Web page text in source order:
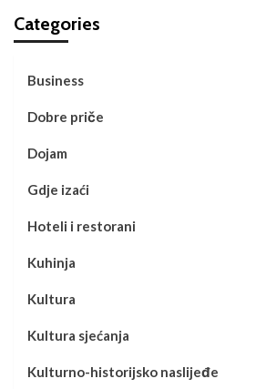
Categories
Business
Dobre priče
Dojam
Gdje izaći
Hoteli i restorani
Kuhinja
Kultura
Kultura sjećanja
Kulturno-historijsko naslijeđe